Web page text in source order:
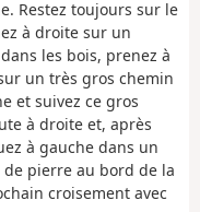
Restez toujours sur le
à droite sur un
les bois, prenez à
un très gros chemin
et suivez ce gros
à droite et, après
à gauche dans un
pierre au bord de la
croisement avec